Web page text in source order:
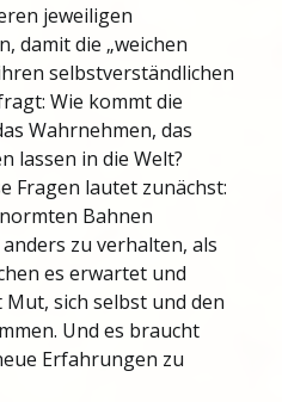
jeweiligen
damit die „weichen
selbstverständlichen
Wie kommt die
Wahrnehmen, das
lassen in die Welt?
Fragen lautet zunächst:
Bahnen
zu verhalten, als
es erwartet und
sich selbst und den
Und es braucht
Erfahrungen zu